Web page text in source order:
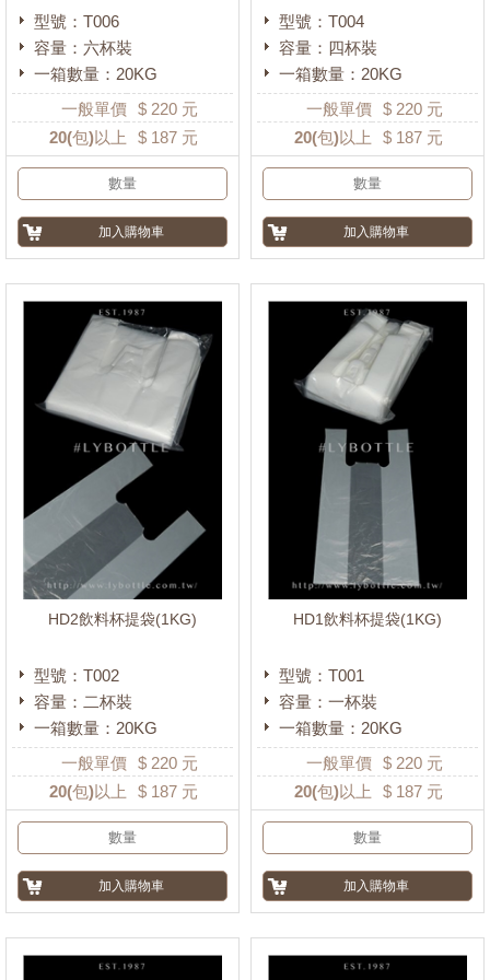
型號：T006
容量：六杯裝
一箱數量：20KG
一般單價 $ 220 元
20(包)以上 $ 187 元
型號：T004
容量：四杯裝
一箱數量：20KG
一般單價 $ 220 元
20(包)以上 $ 187 元
HD2飲料杯提袋(1KG)
型號：T002
容量：二杯裝
一箱數量：20KG
一般單價 $ 220 元
20(包)以上 $ 187 元
HD1飲料杯提袋(1KG)
型號：T001
容量：一杯裝
一箱數量：20KG
一般單價 $ 220 元
20(包)以上 $ 187 元